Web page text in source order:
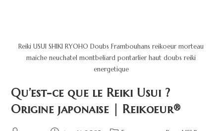
Reiki USUI SHIKI RYOHO Doubs Frambouhans reikoeur morteau
maiche neuchatel montbeliard pontarlier haut doubs reiki
energetique
Qu’est-ce que le Reiki Usui ?
Origine japonaise | Reikoeur®